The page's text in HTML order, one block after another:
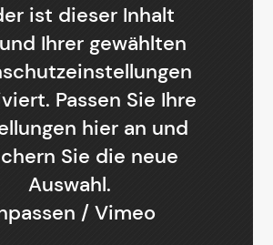
ist dieser Inhalt
Ihrer gewählten
Passen Sie Ihre
hier an und
Sie die neue
Auswahl.
/ Vimeo